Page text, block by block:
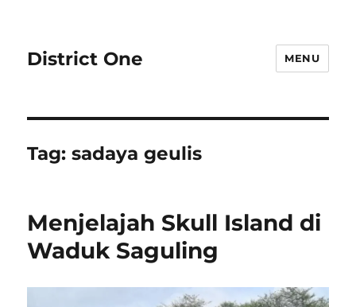
District One MENU
Tag:sadaya geulis
Menjelajah Skull Island di
Waduk Saguling